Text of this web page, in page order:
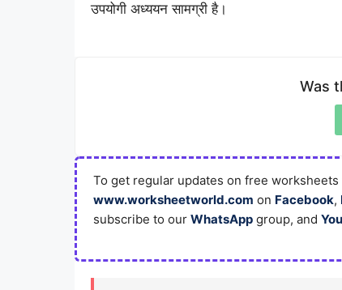
उपयोगी अध्ययन सामग्री है।
Was
To get regular updates on free
www.worksheetworld.com on Facebook,
subscribe to our WhatsApp group, and